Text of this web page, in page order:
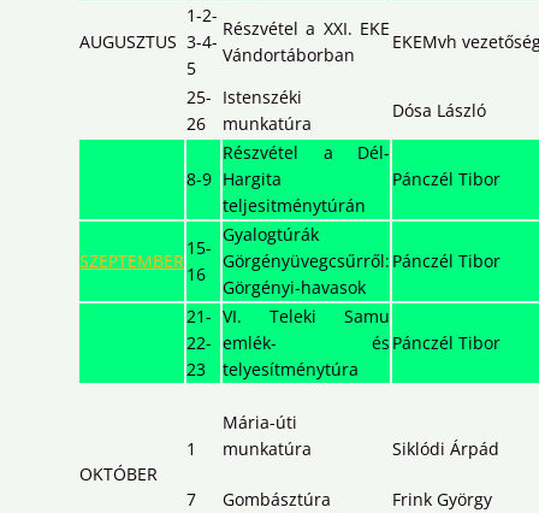
AUGUSZTUS
1-2-
3-4-
5
Részvétel a XXI. EKE
Vándortáborban
EKEMvh
25-
26
Istenszéki
munkatúra
Dósa László
8-9
Részvétel a Dél-
Hargita
teljesitménytúrán
Pánczél Tibor
SZEPTEMBER
15-
16
Gyalogtúrák
Görgényüvegcsűrről:
Görgényi-havasok
Pánczél Tibor
21-
22-
23
VI. Teleki Samu
emlék- és
telyesítménytúra
Pánczél Tibor
OKTÓBER
1
7
Mária-úti
munkatúra
Gombásztúra
Siklódi Árpád
Frink György